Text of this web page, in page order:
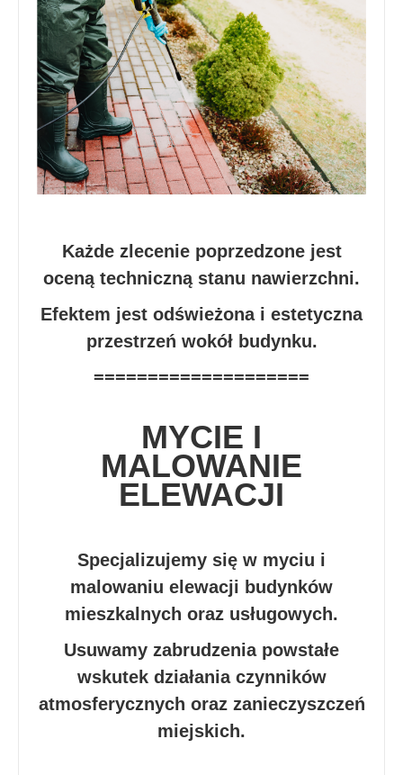
Każde zlecenie poprzedzone jest
oceną techniczną stanu nawierzchni.
Efektem jest odświeżona i estetyczna
przestrzeń wokół budynku.
====================
MYCIE I
MALOWANIE
ELEWACJI
Specjalizujemy się w myciu i
malowaniu elewacji budynków
mieszkalnych oraz usługowych.
Usuwamy zabrudzenia powstałe
wskutek działania czynników
atmosferycznych oraz zanieczyszczeń
miejskich.